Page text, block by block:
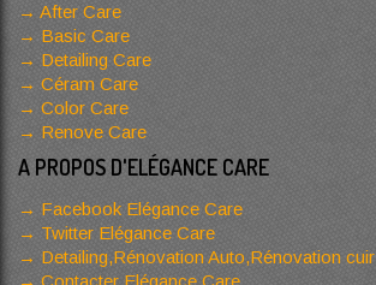
After Care
Basic Care
Detailing Care
Céram Care
Color Care
Renove Care
A PROPOS D'ELÉGANCE CARE
Facebook Elégance Care
Twitter Elégance Care
Detailing,Rénovation Auto,Rénovation cuir
Contacter Elégance Care